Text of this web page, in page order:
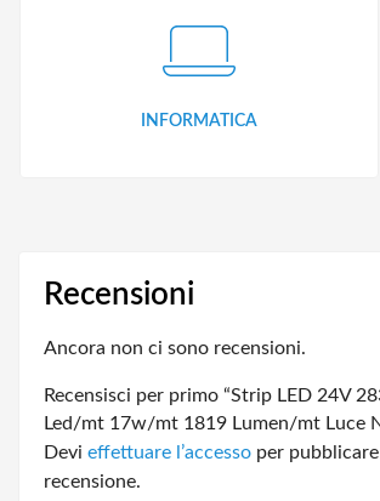
INFORMATICA
Recensioni
Ancora non ci sono recensioni.
Recensisci per primo “Strip LED 24V
Led/mt 17w/mt 1819 Lumen/mt Luce
Devi effettuare l’accesso per
recensione.